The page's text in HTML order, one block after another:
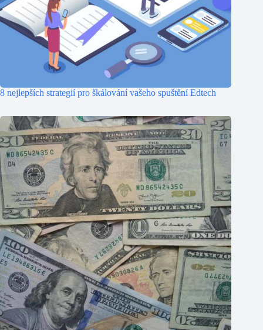
8 nejlepších strategií pro škálování vašeho spuštění Edtech